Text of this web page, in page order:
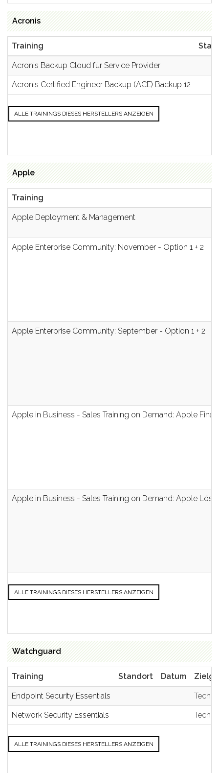
Acronis
Training
Acronis Backup Cloud für Service Provider
Acronis Certified Engineer Backup (ACE) Backup 12
ALLE TRAININGS DIESES HERSTELLERS ANZEIGEN
Apple
Training
Apple Deployment & Management
Apple Enterprise Community: November - Option 1 + 2
Apple Enterprise Community: September - Option 1 + 2
Apple in Business - Sales Training on Demand: Apple
Apple in Business - Sales Training on Demand: Apple
ALLE TRAININGS DIESES HERSTELLERS ANZEIGEN
Watchguard
Training Standort Datum
Endpoint Security Essentials
Network Security Essentials
ALLE TRAININGS DIESES HERSTELLERS ANZEIGEN